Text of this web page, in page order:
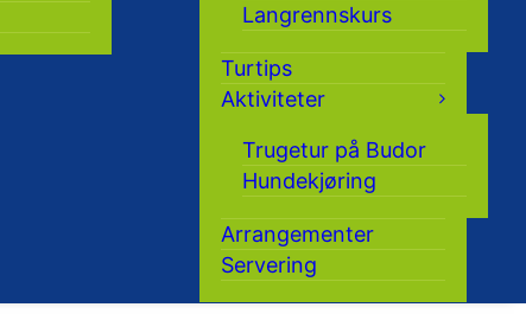
Langrennskurs
Turtips
Aktiviteter
Trugetur på Budor
Hundekjøring
Arrangementer
Servering